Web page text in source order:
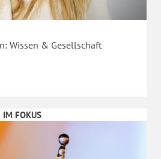
Wissen & Gesellschaft
IM FOKUS